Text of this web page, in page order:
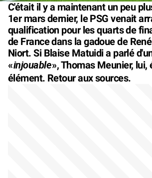
C'était il y a maintenant un peu
1er mars dernier, le PSG venait
qualification pour les quarts de
de France dans la gadoue de
Niort. Si Blaise Matuidi a parlé
«injouable», Thomas Meunier,
élément. Retour aux sources.